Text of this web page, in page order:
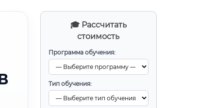
🎓 Рассчитать
стоимость
Программа обучения:
Тип обучения: